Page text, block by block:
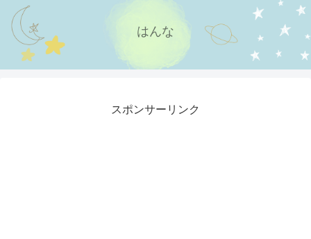
はんな
スポンサーリンク